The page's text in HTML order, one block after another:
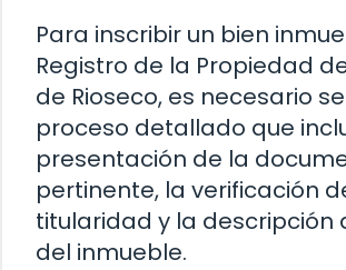
Para inscribir un bien
Registro de la Propiedad
de Rioseco, es necesario
proceso detallado que
presentación de la
pertinente, la verificación
titularidad y la descripción
del inmueble.